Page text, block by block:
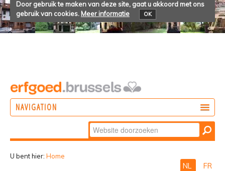
Door gebruik te maken van deze site, gaat u akkoord met ons
gebruik van cookies. Meer informatie OK
NAVIGATION
Zoek
Geavanceerd
U bent hier: Home
NL FR